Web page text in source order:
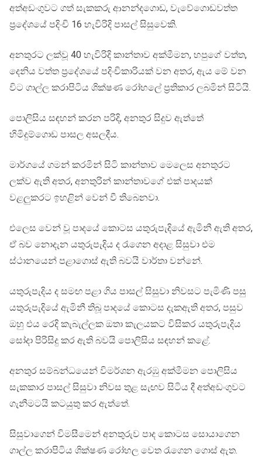
අත්අඩංගුවට ගත් සැකකරු ආනන්දගොඩ, වැවේගොඩවත්ත
ප්‍රදේශයේ පදිංචි 16 හැවිරිදි පාසල් සිසුවෙකි.
අනතුරට ලක්වූ 40 හැවිරිදි කාන්තාව අක්මීමන, හපුගේ වත්ත,
දෙනිය වත්ත ප්‍රදේශයේ පදිංචිකාරියක් වන අතර, ඇය මේ වන
විට ගාල්ල කරාපිටිය ශික්ෂණ රෝහලේ ප්‍රතිකාර ලබමින් සිටියි.
පොලිසිය සඳහන් කරන පරිදි, අනතුර සිදුව ඇත්තේ
හිමිදුම්ගොඩ පාසල අසලදීය.
මාර්ගයේ ගමන් කරමින් සිටි කාන්තාව මෙලෙස අනතුරට
ලක්ව ඇති අතර, අනතුරින් කාන්තාවගේ එක් පාදයක්
වළලුකරට ඉහළින් වෙන් වී තිබෙනවා.
එලෙස වෙන් වූ පාදයේ කොටස යතුරුපැදියේ ඇමිනී ඇති අතර,
ඒ බව නොදැන යතුරුපැදිය ද රැගෙන අදාළ සිසුවා එම
ස්ථානයෙන් පළාගොස් ඇති බවයි වාර්තා වන්නේ.
යතුරුපැදිය ද සමඟ පළා ගිය පාසල් සිසුවා නිවසට පැමිණි පසු
යතුරුපැදියේ ඇමිනී තිබූ පාදයේ කොටස දැකඇති අතර, පසුව
ඔහු එය රෙදි කැබැල්ලක ඔතා කැලයකට විසිකර යතුරුපැදිය
සෝදා පිරිසිදු කර ඇති බවයි පොලිසිය සඳහන් කළේ.
අනතුර සම්බන්ධයෙන් විමර්ශන ඇරඹු අක්මීමන පොලිසිය
සැකකාර පාසල් සිසුවා නිවස තුළ සැඟව සිටිය දී අත්අඩංගුවට
ගැනීමටයි කටයුතු කර ඇත්තේ.
සිසුවාගෙන් විමසීමෙන් අනතුරුව පාද කොටස සොයාගෙන
ගාල්ල කරාපිටිය ශික්ෂණ රෝහල වෙත රැගෙන ගොස් ඇත.